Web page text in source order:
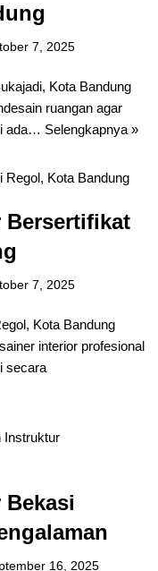
7, 2025
Kota Bandung
ruangan agar
ada… Selengkapnya »
Bersertifikat
7, 2025
Kota Bandung
interior profesional
secara
16, 2025